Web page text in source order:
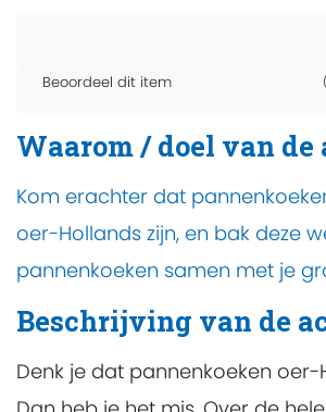
Beoordeel dit item
Waarom / doel van
Kom erachter dat
oer-Hollands zijn, en bak deze
pannenkoeken samen met je
Beschrijving van de
Denk je dat pannenkoeken oer-